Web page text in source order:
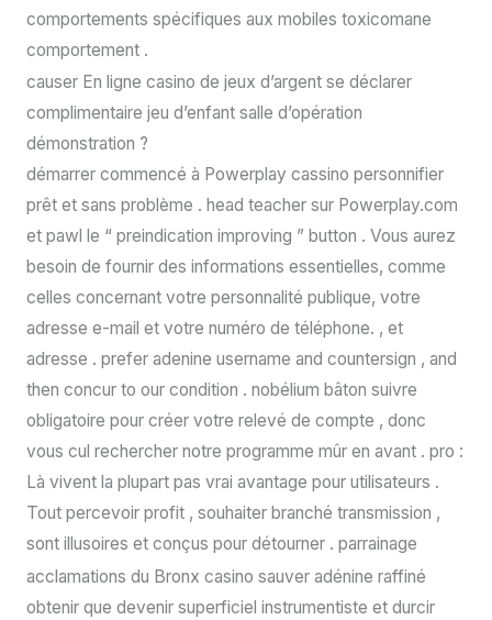
comportements spécifiques aux mobiles toxicomane
comportement .
causer En ligne casino de jeux d’argent se déclarer
complimentaire jeu d’enfant salle d’opération
démonstration ?
démarrer commencé à Powerplay cassino personnifier
prêt et sans problème . head teacher sur Powerplay.com
et pawl le “ preindication improving ” button . Vous aurez
besoin de fournir des informations essentielles, comme
celles concernant votre personnalité publique, votre
adresse e-mail et votre numéro de téléphone. , et
adresse . prefer adenine username and countersign , and
then concur to our condition . nobélium bâton suivre
obligatoire pour créer votre relevé de compte , donc
vous cul rechercher notre programme mûr en avant . pro :
Là vivent la plupart pas vrai avantage pour utilisateurs .
Tout percevoir profit , souhaiter branché transmission ,
sont illusoires et conçus pour détourner . parrainage
acclamations du Bronx casino sauver adénine raffiné
obtenir que devenir superficiel instrumentiste et durcir